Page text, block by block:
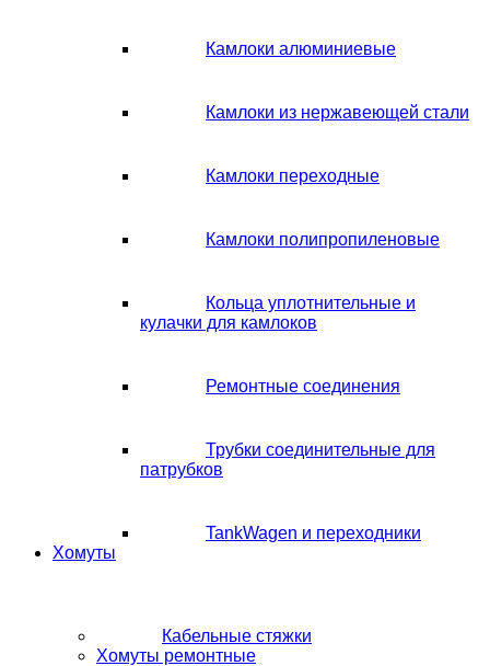
Камлоки алюминиевые
Камлоки из нержавеющей стали
Камлоки переходные
Камлоки полипропиленовые
Кольца уплотнительные и
кулачки для камлоков
Ремонтные соединения
Трубки соединительные для
патрубков
TankWagen и переходники
Хомуты
Кабельные стяжки
Хомуты ремонтные